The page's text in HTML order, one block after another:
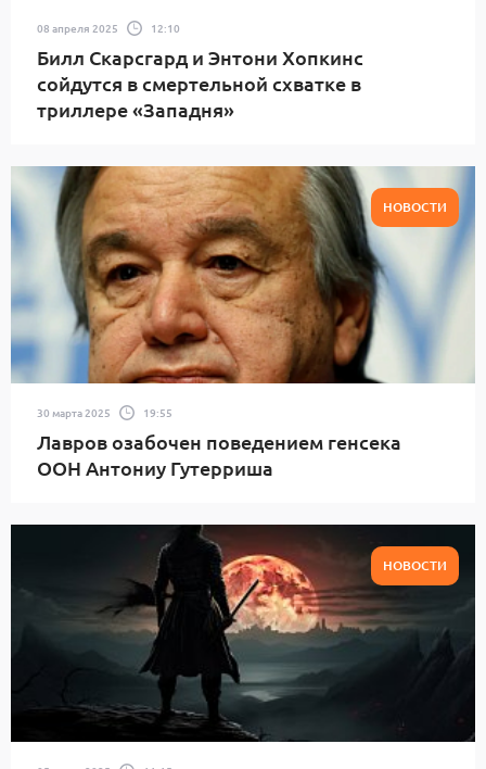
08 апреля 2025 12:10
Билл Скарсгард и Энтони Хопкинс
сойдутся в смертельной схватке в
триллере «Западня»
НОВОСТИ
30 марта 2025 19:55
Лавров озабочен поведением генсека
ООН Антониу Гутерриша
НОВОСТИ